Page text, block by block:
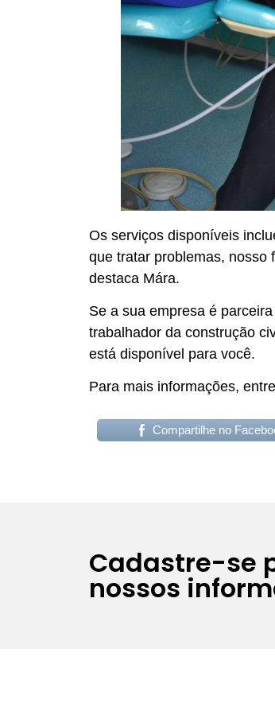
Os serviços disponíveis
que tratar problemas, nosso
destaca Mára.
Se a sua empresa é
trabalhador da construção
está disponível para você.
Para mais informações,
Compartilhe no
Cadastre-se
nossos